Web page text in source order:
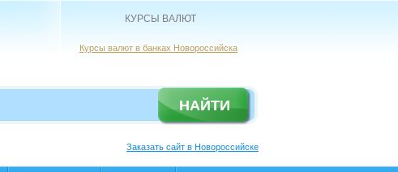
КУРСЫ ВАЛЮТ
Курсы валют в банках Новороссийска
Заказать сайт в Новороссийске